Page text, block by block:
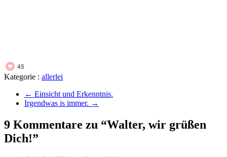
45
Kategorie : allerlei
← Einsicht und Erkenntnis.
Irgendwas is immer. →
9 Kommentare zu “Walter, wir grüßen
Dich!”